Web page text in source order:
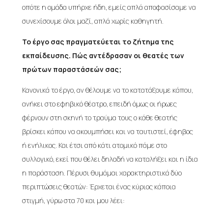
οπότε η ομάδα υπήρχε ήδη, εμείς απλά αποφασίσαμε να
συνεχίσουμε όλοι μαζί, απλά χωρίς καθηγητή.
Το έργο σας πραγματεύεται το ζήτημα της
εκπαίδευσης. Πώς αντέδρασαν οι θεατές των
πρώτων παραστάσεών σας;
Κανονικά το έργο, αν θέλουμε να το κατατάξουμε κάπου,
ανήκει στο εφηβικό θέατρο, επειδή όμως οι ήρωες
φέρνουν στη σκηνή το τραύμα τους ο κάθε θεατής
βρίσκει κάπου να ακουμπήσει και να ταυτιστεί, έφηβος
ή ενήλικος. Και έτσι από κάτι ατομικό πάμε στο
συλλογικό, εκεί που θέλει δηλαδή να καταλήξει και η ίδια
η παράσταση. Πέρυσι θυμάμαι χαρακτηριστικά δύο
περιπτώσεις θεατών: Έρχεται ένας κύριος κάποια
στιγμή, γύρω στα 70 και μου λέει: